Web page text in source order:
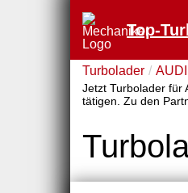
Top-
Turbolader AUDI
Jetzt Turbolader für
tätigen. Zu den